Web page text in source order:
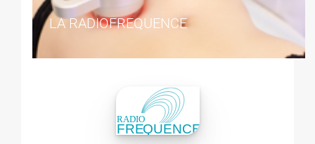
LA RADIOFREQUENCE